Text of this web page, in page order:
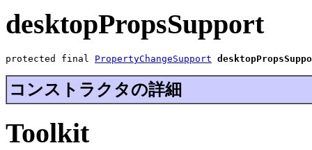
desktopPropsSupport
protected final PropertyChangeSupport
コンストラクタの詳細
Toolkit